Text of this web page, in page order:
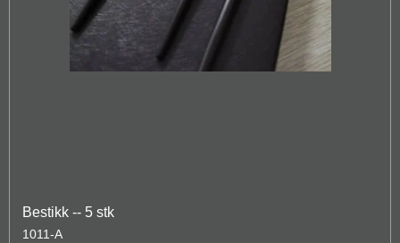
Bestikk -- 5 stk
1011-A